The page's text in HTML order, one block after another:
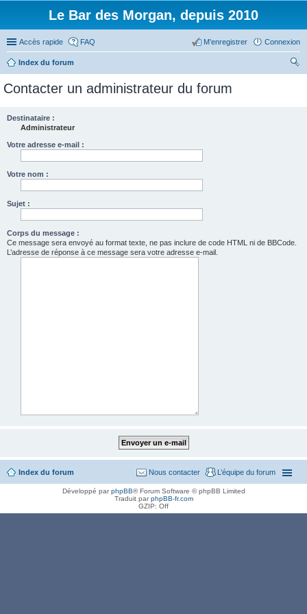
Le Bar des Morgan, depuis 2010
Accès rapide FAQ Connexion
M’enregistrer
Index du forum
Contacter un administrateur du forum
Destinataire :
Administrateur
Votre adresse e-mail :
Votre nom :
Sujet :
Corps du message :
Ce message sera envoyé au format texte, ne pas inclure de code HTML ni de BBCode.
L’adresse de réponse à ce message sera votre adresse e-mail.
Index du forum L’équipe du forum
Nous contacter
Développé parphpBB® Forum Software © phpBB Limited
Traduit parphpBB-fr.com
GZIP: Off